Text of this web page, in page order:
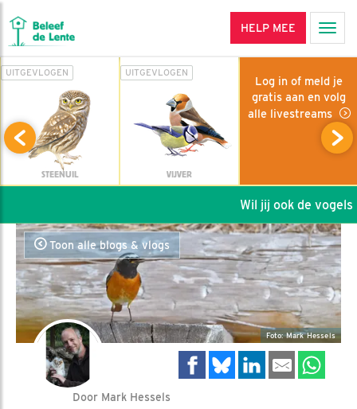
HELP MEE
UITGEVLOGEN
STEENUIL
UITGEVLOGEN
VIJVER
Log in of meld je
gratis aan en volg
alle livestreams
Wil jij ook de vogels
Toon alle blogs & vlogs
Foto: Mark Hessels
Door Mark Hessels